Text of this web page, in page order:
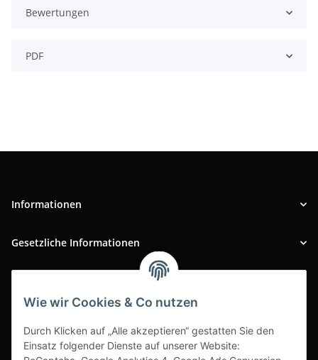
Wie wir Cookies & Co nutzen
Durch Klicken auf „Alle akzeptieren“ gestatten Sie den
Einsatz folgender Dienste auf unserer Website:
Bewertungen
PDF
Informationen
Gesetzliche Informationen